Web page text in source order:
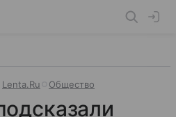
Lenta.Ru Общество